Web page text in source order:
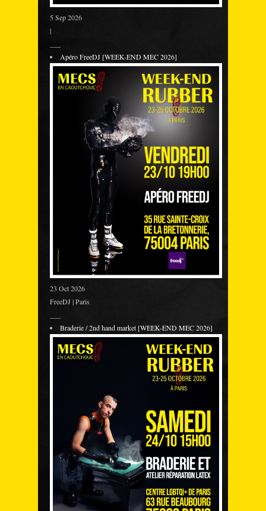
5 Sep 2026
|
Apéro FreeDJ [WEEK-END MEC 2026]
23 Oct 2026
FreeDJ | Paris
Braderie / 2nd hand market [WEEK-END MEC 2026]